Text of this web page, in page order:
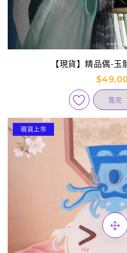
【現貨】精品偶-玉
售完
現貨上市